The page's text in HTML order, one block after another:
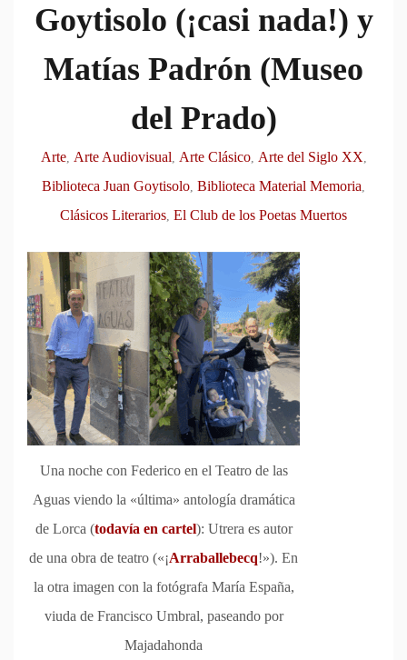
Goytisolo (¡casi nada!) y
Matías Padrón (Museo
del Prado)
Arte, Arte Audiovisual Arte Clásico, Arte del Siglo XX
Biblioteca Juan Goytisolo Biblioteca Material Memoria
Clásicos Literarios El Club de los Poetas Muertos
Una noche con Federico en el Teatro de las
Aguas viendo la «última» antología dramática
de Lorca (todavía en cartel): Utrera es autor
de una obra de teatro («¡Arraballebecq!»). En
la otra imagen con la fotógrafa María España,
viuda de Francisco Umbral, paseando por
Majadahonda